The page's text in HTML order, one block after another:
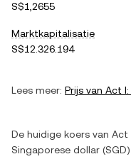
S$1,2655
Marktkapitalisatie
S$12.326.194
Lees meer: Prijs van Act
De huidige koers van Act
Singaporese dollar (SGD